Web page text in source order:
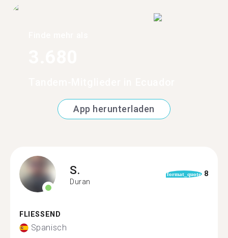
App herunterladen
S.
Duran
format_quote 8
FLIESSEND
Spanisch